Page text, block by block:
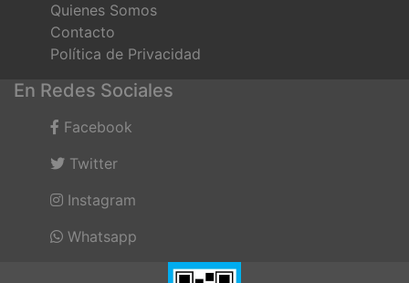
Quienes Somos
Contacto
Política de Privacidad
En Redes Sociales
Facebook
Twitter
Instagram
Whatsapp